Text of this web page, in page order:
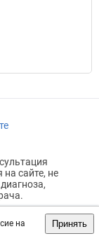
на
Принять
сайте, не